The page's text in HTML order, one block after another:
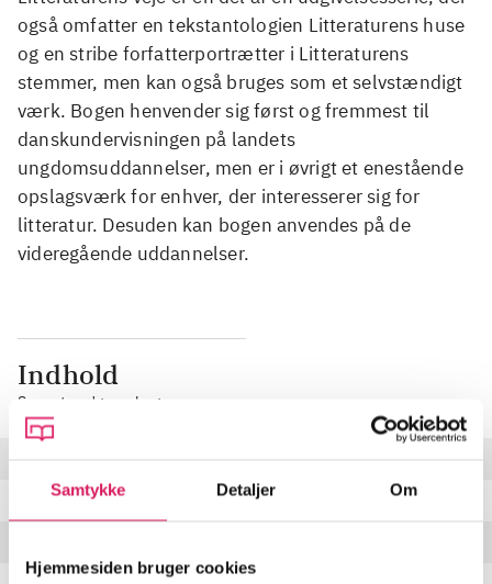
Samtykke Detaljer Om
Hjemmesiden bruger cookies
også omfatter en tekstantologien Litteraturens huse
og en stribe forfatterportrætter i Litteraturens
stemmer, men kan også bruges som et selvstændigt
værk. Bogen henvender sig først og fremmest til
danskundervisningen på landets
ungdomsuddannelser, men er i øvrigt et enestående
opslagsværk for enhver, der interesserer sig for
litteratur. Desuden kan bogen anvendes på de
videregående uddannelser.
Indhold
Seneste udgave, bog
Ved vandet er der koncerter
Der er kun et minde om en
Solens sendags-skrå spyd